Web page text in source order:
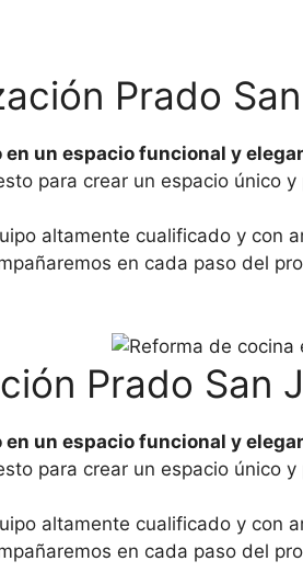
Prado
un espacio funcional y
para crear un espacio único y
altamente cualificado y con
en cada paso del
Prado San
un espacio funcional y
para crear un espacio único y
altamente cualificado y con
en cada paso del